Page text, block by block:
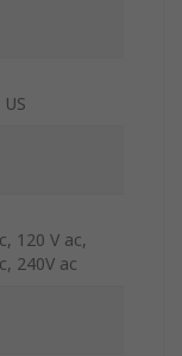
120 V ac,
240V ac